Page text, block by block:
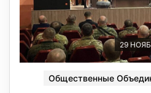
29
Общественные